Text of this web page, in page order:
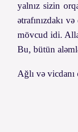
yalnız sizin
ətrafınızdakı
mövcud idi.
Bu, bütün
Ağlı və